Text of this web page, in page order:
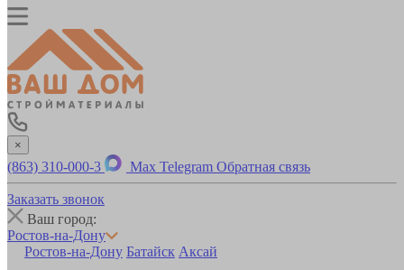
×
(863) 310-000-3 Max Telegram Обратная связь
Заказать звонок
Ваш город:
Ростов-на-Дону
Ростов-на-Дону Батайск Аксай